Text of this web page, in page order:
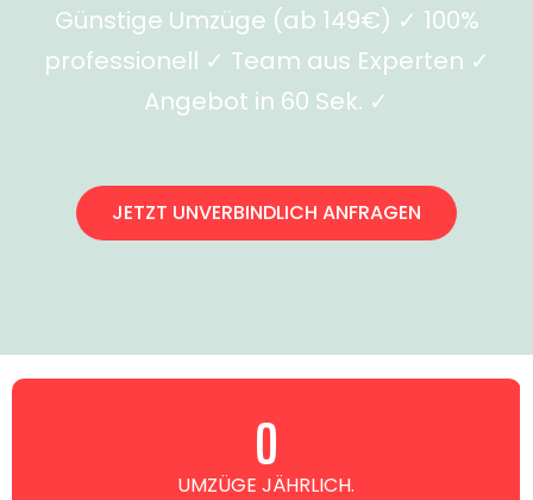
Günstige Umzüge (ab 149€) ✓ 100%
professionell ✓ Team aus Experten ✓
Angebot in 60 Sek. ✓
JETZT UNVERBINDLICH ANFRAGEN
UMZÜGE JÄHRLICH.
0